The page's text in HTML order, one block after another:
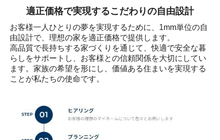
適正価格で実現するこだわりの自由設計
お客様一人ひとりの夢を実現するために、1mm単位の自
由設計で、理想の家を適正価格で提供します。
高品質で長持ちする家づくりを通じて、快適で安全な暮
らしをサポートし、お客様との信頼関係を大切にしてい
ます。家族の希望を形にし、価値ある住まいを実現する
ことが私たちの使命です。